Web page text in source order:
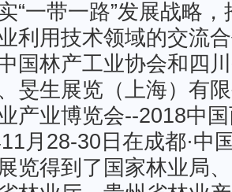
“一带一路”发展战略
利用技术领域的交流
国林产工业协会和四
旻生展览（上海）有
产业博览会--2018中
月28-30日在成都·中
览得到了国家林业局